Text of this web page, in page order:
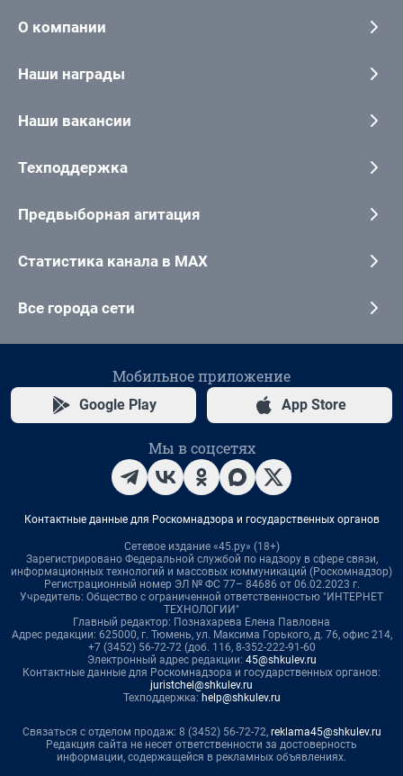
О компании
Наши награды
Наши вакансии
Техподдержка
Предвыборная агитация
Статистика канала в MAX
Все города сети
Мобильное приложение
Google Play App Store
Мы в соцсетях
Контактные данные для Роскомнадзора и государственных органов
Сетевое издание «45.ру» (18+)
Зарегистрировано Федеральной службой по надзору в сфере связи,
информационных технологий и массовых коммуникаций (Роскомнадзор)
Регистрационный номер ЭЛ № ФС 77– 84686 от 06.02.2023 г.
Учредитель: Общество с ограниченной ответственностью "ИНТЕРНЕТ
ТЕХНОЛОГИИ"
Главный редактор: Познахарева Елена Павловна
Адрес редакции: 625000, г. Тюмень, ул. Максима Горького, д. 76, офис 214,
+7 (3452) 56-72-72 (доб. 116, 8-352-222-91-60
Электронный адрес редакции: 45@shkulev.ru
Контактные данные для Роскомнадзора и государственных органов:
juristchel@shkulev.ru
Техподдержка: help@shkulev.ru
Связаться с отделом продаж: 8 (3452) 56-72-72, reklama45@shkulev.ru
Редакция сайта не несет ответственности за достоверность
информации, содержащейся в рекламных объявлениях.